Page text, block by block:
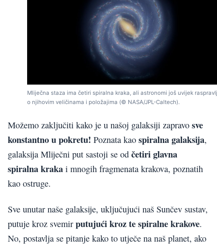
Mliječna staza ima četiri spiralna kraka, ali astronomi još uvijek
o njihovim veličinama i položajima (© NASA/JPL-Caltech).
Možemo zaključiti kako je u našoj galaksiji zapravo sve
konstantno u pokretu! Poznata kao spiralna galaksija,
galaksija Mliječni put sastoji se od četiri glavna
spiralna kraka i mnogih fragmenata krakova, poznatih
kao ostruge.
Sve unutar naše galaksije, uključujući naš Sunčev sustav,
putuje kroz svemir putujući kroz te spiralne krakove.
No, postavlja se pitanje kako to utječe na naš planet, ako